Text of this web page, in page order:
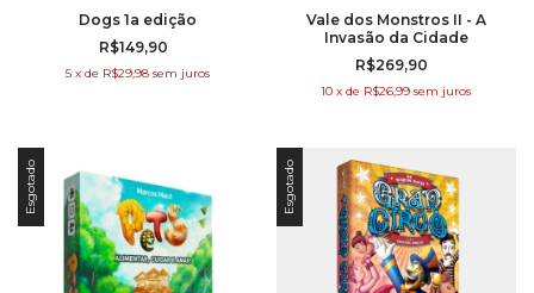
Dogs 1a edição
R$149,90
5 xde R$29,98 sem juros
Vale dos Monstros II - A
Invasão da Cidade
R$269,90
10 xde R$26,99 sem juros
Esgotado Esgotado